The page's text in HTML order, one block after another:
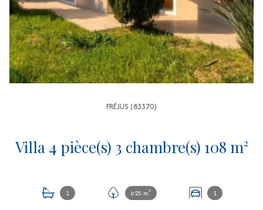
FRÉJUS (83370)
Villa 4 pièce(s) 3 chambre(s) 108 m²
1 625 m² 1